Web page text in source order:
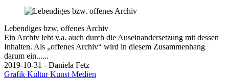
Lebendiges bzw. offenes Archiv
Ein Archiv lebt v.a. auch durch die Auseinandersetzung mit dessen
Inhalten. Als „offenes Archiv“ wird in diesem Zusammenhang
darum ein......
2019-10-31 - Daniela Fetz
Grafik KulturKunst Medien